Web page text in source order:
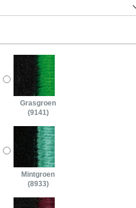
Grasgroen
(9141)
Mintgroen
(8933)